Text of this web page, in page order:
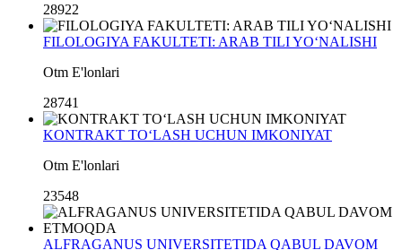
28922
FILOLOGIYA FAKULTETI: ARAB TILI YO‘NALISHI
Otm E'lonlari
28741
KONTRAKT TO‘LASH UCHUN IMKONIYAT
Otm E'lonlari
23548
ALFRAGANUS UNIVERSITETIDA QABUL DAVOM